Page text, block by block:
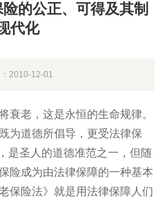
的公正、可得及其制
代化
2010-12-01
老，这是永恒的生命规律。
为道德所倡导，更受法律保
是圣人的道德准范之一，但随
险成为由法律保障的一种基本
保险法》就是用法律保障人们